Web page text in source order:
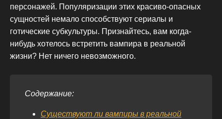
персонажей. Популяризации этих красиво-опасных
сущностей немало способствуют сериалы и
готические субкультуры. Признайтесь, вам когда-
нибудь хотелось встретить вампира в реальной
жизни? Нет ничего невозможного.
Содержание:
Существуют ли вампиры в реальной